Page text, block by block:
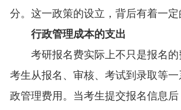
分。这一政策的设立，背后有着一定
行政管理成本的支出
考研报名费实际上不只是报名
考生从报名、审核、考试到录取等
政管理费用。当考生提交报名信息